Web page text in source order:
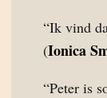
“Ik vind
(Ionica
“Peter is